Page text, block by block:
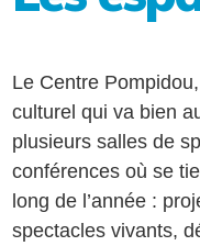
Le Centre
culturel qui va bien
plusieurs salles de
conférences où se
long de l’année :
spectacles vivants,